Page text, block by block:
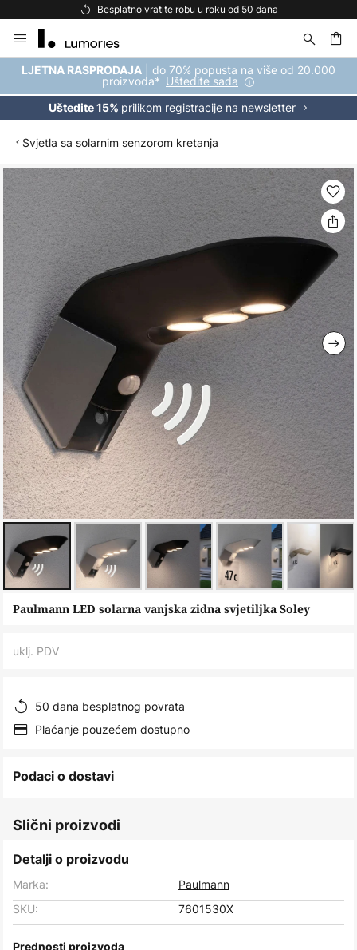
Besplatno vratite robu u roku od 50 dana
to
Content
LJETNA RASPRODAJA | do 70% popusta na više od 20.000
proizvoda* Uštedite sada
Uštedite 15% prilikom registracije na newsletter
Svjetla sa solarnim senzorom kretanja
Skip
to
the
end
of
the
images
gallery
Skip
beginning
the
images
Paulmann LED solarna vanjska zidna svjetiljka Soley
uklj. PDV
50 dana besplatnog povrata
Plaćanje pouzećem dostupno
Podaci o dostavi
Slični proizvodi
Detalji o proizvodu
Marka:
Paulmann
SKU:
7601530X
Prednosti proizvoda